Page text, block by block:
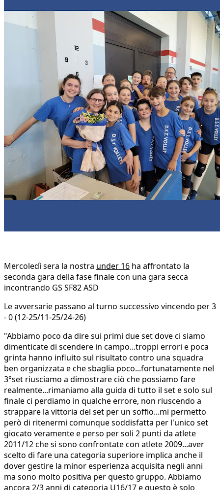
Mercoledì sera la nostra under 16 ha affrontato la
seconda gara della fase finale con una gara secca
incontrando GS SF82 ASD
Le avversarie passano al turno successivo vincendo per 3
- 0 (12-25/11-25/24-26)
"Abbiamo poco da dire sui primi due set dove ci siamo
dimenticate di scendere in campo...troppi errori e poca
grinta hanno influito sul risultato contro una squadra
ben organizzata e che sbaglia poco...fortunatamente nel
3°set riusciamo a dimostrare ciò che possiamo fare
realmente...rimaniamo alla guida di tutto il set e solo sul
finale ci perdiamo in qualche errore, non riuscendo a
strappare la vittoria del set per un soffio...mi permetto
però di ritenermi comunque soddisfatta per l'unico set
giocato veramente e perso per soli 2 punti da atlete
2011/12 che si sono confrontate con atlete 2009...aver
scelto di fare una categoria superiore implica anche il
dover gestire la minor esperienza acquisita negli anni
ma sono molto positiva per questo gruppo. Abbiamo
ancora 2/3 anni di categoria U16/17 e questo è solo